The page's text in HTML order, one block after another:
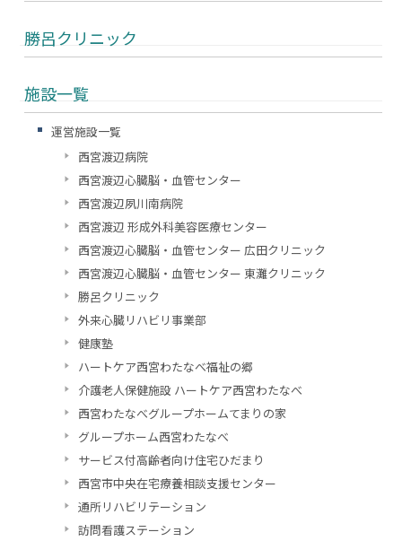
勝呂クリニック
施設一覧
運営施設一覧
西宮渡辺病院
西宮渡辺心臓脳・血管センター
西宮渡辺夙川南病院
西宮渡辺 形成外科美容医療センター
西宮渡辺心臓脳・血管センター 広田クリニック
西宮渡辺心臓脳・血管センター 東灘クリニック
勝呂クリニック
外来心臓リハビリ事業部
健康塾
ハートケア西宮わたなべ福祉の郷
介護老人保健施設 ハートケア西宮わたなべ
西宮わたなべグループホームてまりの家
グループホーム西宮わたなべ
サービス付高齢者向け住宅ひだまり
西宮市中央在宅療養相談支援センター
通所リハビリテーション
訪問看護ステーション